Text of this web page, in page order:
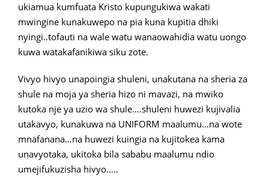
ukiamua kumfuata Kristo kupungukiwa wakati
mwingine kunakuwepo na pia kuna kupitia dhiki
nyingi..tofauti na wale watu wanaowahidia watu uongo
kuwa watakafanikiwa siku zote.
Vivyo hivyo unapoingia shuleni, unakutana na sheria za
shule na moja ya sheria hizo ni mavazi, na mwiko
kutoka nje ya uzio wa shule.…shuleni huwezi kujivalia
utakavyo, kunakuwa na UNIFORM maalumu…na wote
mnafanana…na huwezi kuingia na kujitokea kama
unavyotaka, ukitoka bila sababu maalumu ndio
umejifukuzisha hivyo…..